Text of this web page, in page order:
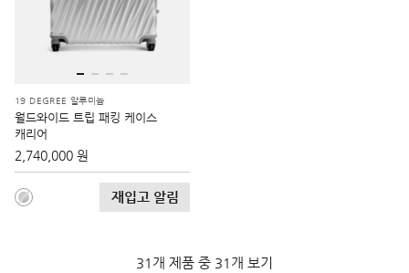
19 DEGREE 알루미늄
월드와이드 트립 패킹 케이스
캐리어
2,740,000 원
재입고 알림
31개 제품 중 31개 보기